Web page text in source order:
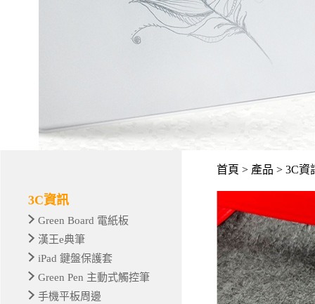
3C資訊
Green Board 電紙板
漢王e典筆
iPad 鍵盤保護套
Green Pen 主動式觸控筆
手機平板周邊
首頁 > 產品 > 3C資